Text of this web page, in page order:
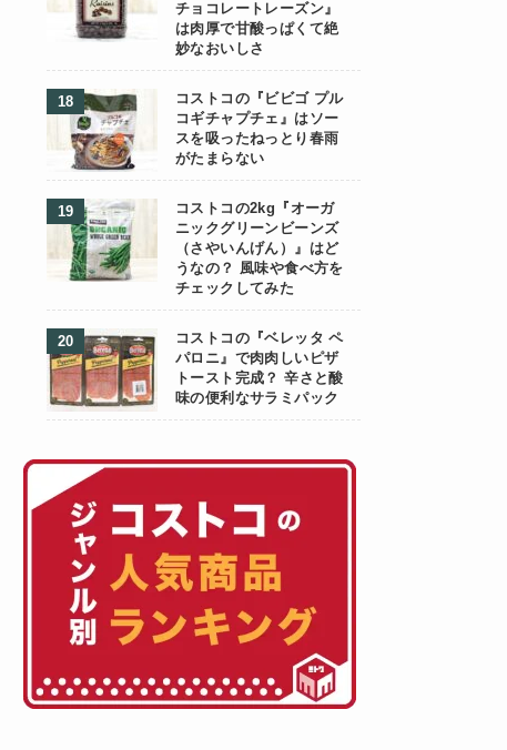
チョコレートレーズン』
は肉厚で甘酸っぱくて絶
妙なおいしさ
コストコの『ビビゴ プル
コギチャプチェ』はソー
スを吸ったねっとり春雨
がたまらない
コストコの2kg『オーガ
ニックグリーンビーンズ
（さやいんげん）』はど
うなの？ 風味や食べ方を
チェックしてみた
コストコの『ベレッタ ペ
パロニ』で肉肉しいピザ
トースト完成？ 辛さと酸
味の便利なサラミパック